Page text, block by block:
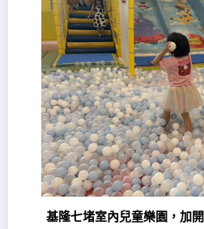
基隆七堵室內兒童樂園，加開